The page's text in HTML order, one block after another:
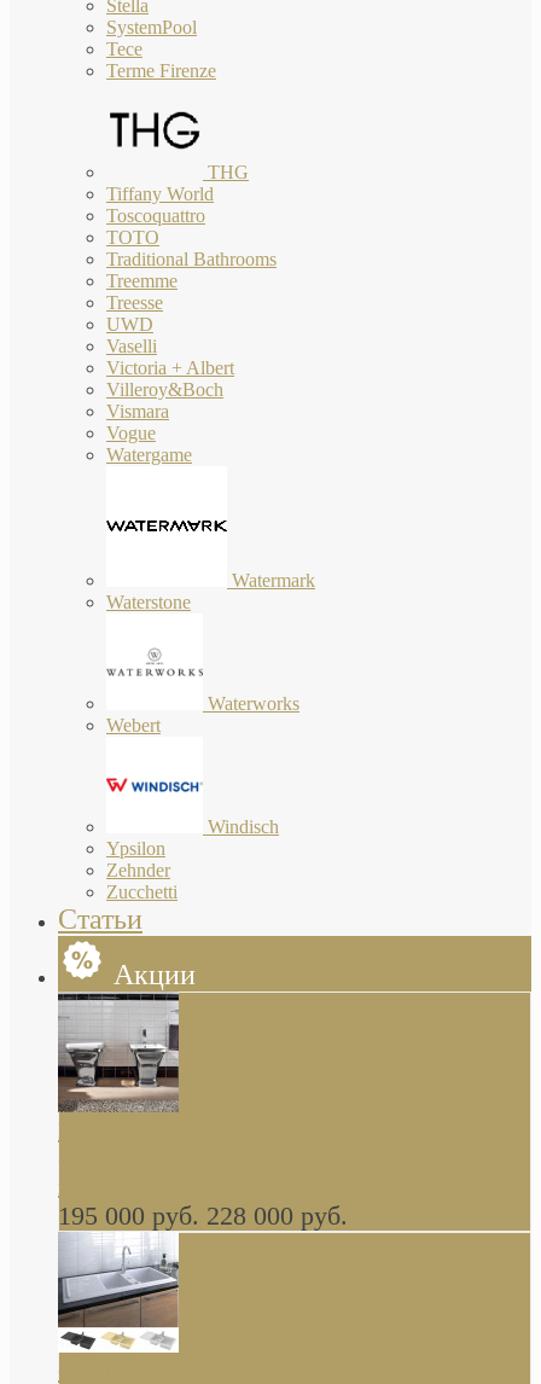
Stella
SystemPool
Tece
Terme Firenze
THG
Tiffany World
Toscoquattro
TOTO
Traditional Bathrooms
Treemme
Treesse
UWD
Vaselli
Victoria + Albert
Villeroy&Boch
Vismara
Vogue
Watergame
Watermark
Waterstone
Waterworks
Webert
Windisch
Ypsilon
Zehnder
Zucchetti
Статьи
Акции
Butterfly Scarabeo КОМПЛЕКТ санфаянса
глянцевая платина В НАЛИЧИИ
195 000 руб. 228 000 руб.